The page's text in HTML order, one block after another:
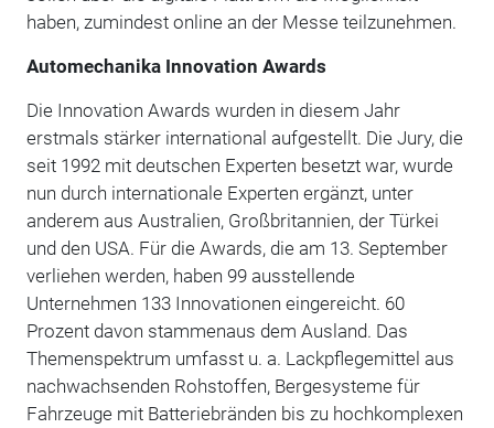
haben, zumindest online an der Messe teilzunehmen.
Automechanika Innovation Awards
Die Innovation Awards wurden in diesem Jahr
erstmals stärker international aufgestellt. Die Jury, die
seit 1992 mit deutschen Experten besetzt war, wurde
nun durch internationale Experten ergänzt, unter
anderem aus Australien, Großbritannien, der Türkei
und den USA. Für die Awards, die am 13. September
verliehen werden, haben 99 ausstellende
Unternehmen 133 Innovationen eingereicht. 60
Prozent davon stammenaus dem Ausland. Das
Themenspektrum umfasst u. a. Lackpflegemittel aus
nachwachsenden Rohstoffen, Bergesysteme für
Fahrzeuge mit Batteriebränden bis zu hochkomplexen